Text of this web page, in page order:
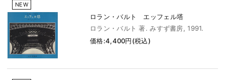
NEW
ロラン・バルト エッフェル塔
ロラン・バルト 著. みすず書房, 1991.
価格:4,400円(税込)